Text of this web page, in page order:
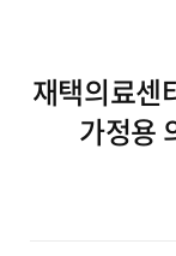
재택의료센
가정용